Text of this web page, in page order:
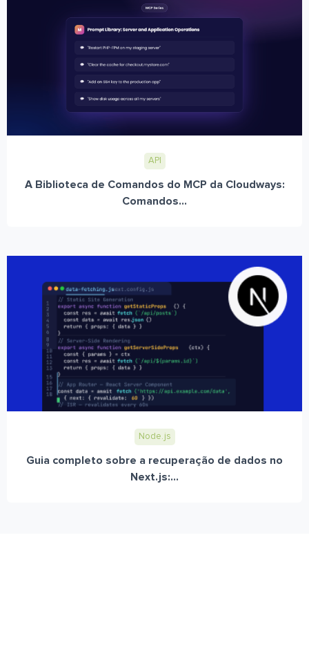
API
A Biblioteca de Comandos do MCP da Cloudways:
Comandos...
Node.js
Guia completo sobre a recuperação de dados no
Next.js:...